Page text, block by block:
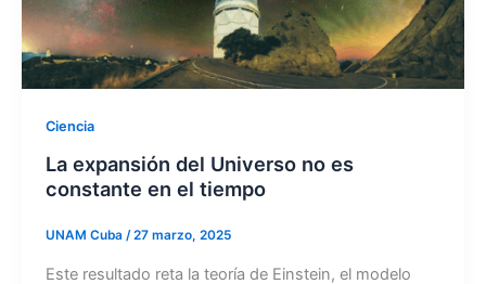
Ciencia
La expansión del Universo no es
constante en el tiempo
UNAM Cuba /27 marzo, 2025
Este resultado reta la teoría de Einstein, el modelo